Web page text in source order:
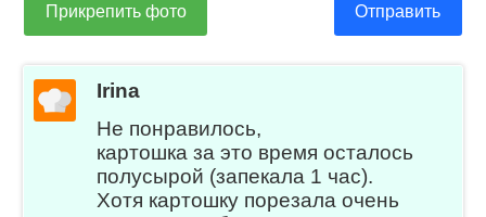
Прикрепить фото Отправить
Irina
Не понравилось,
картошка за это время осталось
полусырой (запекала 1 час).
Хотя картошку порезала очень